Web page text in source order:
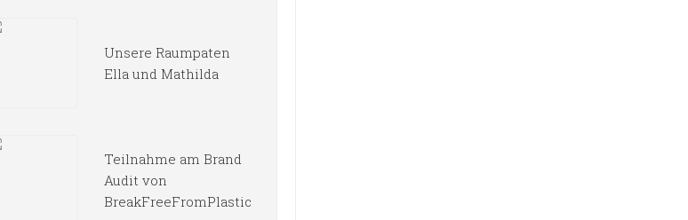
Unsere Raumpaten
Ella und Mathilda
Teilnahme am Brand
Audit von
BreakFreeFromPlastic